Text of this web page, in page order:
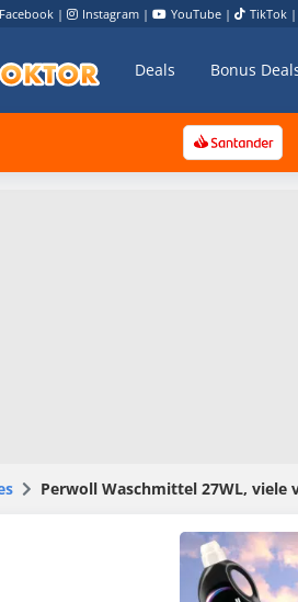
Facebook | Instagram | YouTube | TikTok |
Deals Bonus
Perwoll Waschmittel 27WL, viele